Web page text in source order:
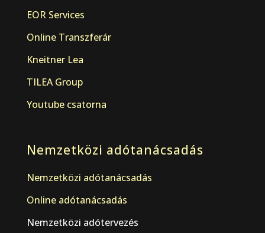
EOR Services
Online Transzferár
Kneitner Lea
TILEA Group
Youtube csatorna
Nemzetközi adótanácsadás
Nemzetközi adótanácsadás
Online adótanácsadás
Nemzetközi adótervezés